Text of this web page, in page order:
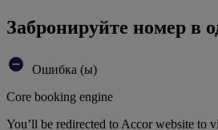
Забронируйте номер в
Ошибка (ы)
Core booking engine
You’ll be redirected to Accor website to